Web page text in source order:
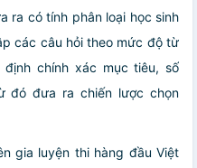
ra có tính phân loại học sinh
các câu hỏi theo mức độ từ
chính xác mục tiêu, số
đó đưa ra chiến lược chọn
gia luyện thi hàng đầu Việt